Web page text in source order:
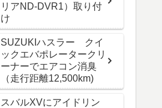
リアND-DVR1）取り付
け
SUZUKIハスラー クイ
ックエバポレータークリ
ーナーでエアコン消臭
（走行距離12,500km)
スバルXVにアイドリン